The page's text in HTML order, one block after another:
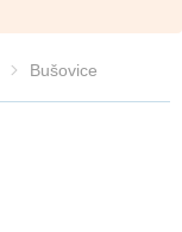
Bušovice